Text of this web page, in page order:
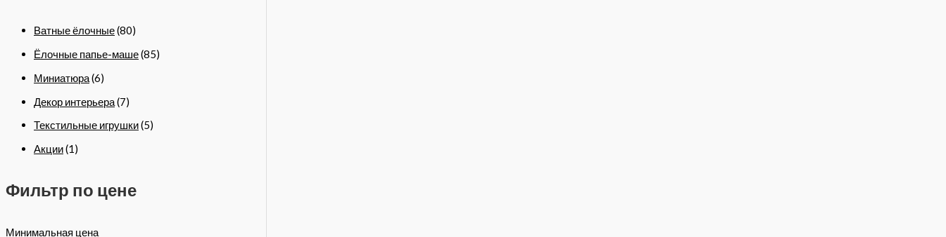
Ватные ёлочные(80)
Ёлочные папье-маше(85)
Миниатюра(6)
Декор интерьера(7)
Текстильные игрушки(5)
Акции(1)
Фильтр по цене
Минимальная цена